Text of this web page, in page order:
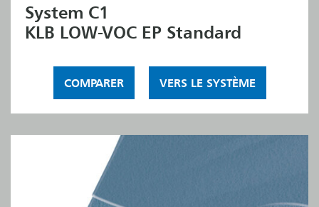
System C1
KLB LOW-VOC EP Standard
COMPARER VERS LE SYSTÈME